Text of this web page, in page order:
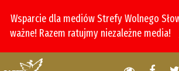
Wsparcie dla mediów Strefy Wolnego
ważne! Razem ratujmy niezależne media!